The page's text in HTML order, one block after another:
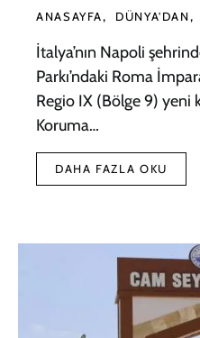
ANASAYFA DÜNYA'DAN
İtalya’nın Napoli
Parkı’ndaki Roma
Regio IX (Bölge 9) yeni
Koruma…
DAHA FAZLA OKU